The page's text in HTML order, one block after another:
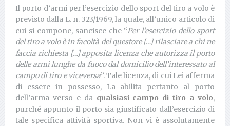
Il porto d’armi per l’esercizio dello sport del tiro a volo è
previsto dalla L. n. 323/1969, la quale, all’unico articolo di
cui si compone, sancisce che “Per l’esercizio dello sport
del tiro a volo è in facoltà del questore […] rilasciare a chi ne
faccia richiesta […] apposita licenza che autorizza il porto
delle armi lunghe da fuoco dal domicilio dell’interessato al
campo di tiro e viceversa”. Tale licenza, di cui Lei afferma
di essere in possesso, La abilita pertanto al porto
dell’arma verso e da qualsiasi campo di tiro a volo,
purché appunto il porto sia giustificato dall’esercizio di
tale specifica attività sportiva. Non vi è assolutamente